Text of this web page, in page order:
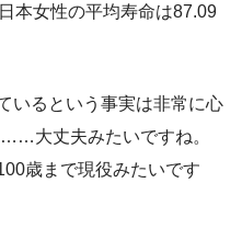
本女性の平均寿命は87.09
いるという事実は非常に心
大丈夫みたいですね。
歳まで現役みたいです